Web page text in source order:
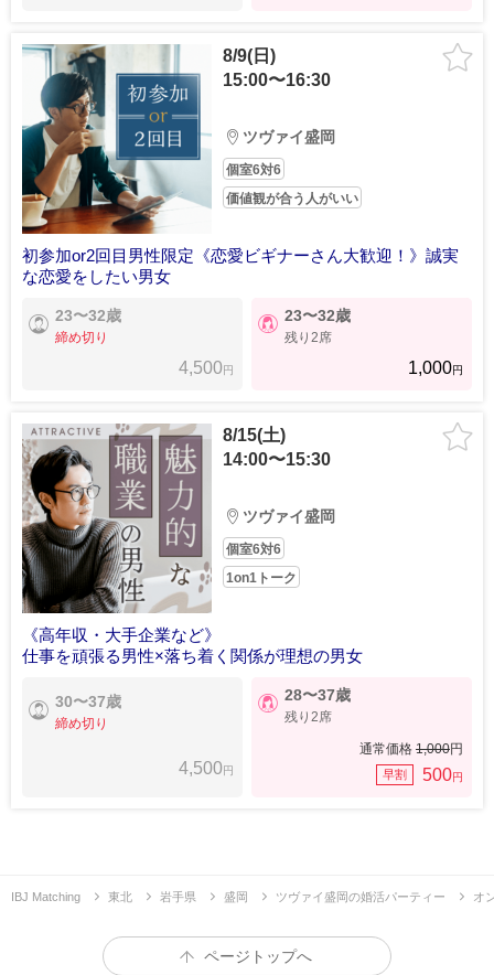
8/9(日)
15:00〜16:30
ツヴァイ盛岡
個室6対6
価値観が合う人がいい
初参加or2回目男性限定《恋愛ビギナーさん大歓迎！》誠実
な恋愛をしたい男女
23〜32歳
締め切り
4,500円
23〜32歳
残り2席
1,000円
8/15(土)
14:00〜15:30
ツヴァイ盛岡
個室6対6
1on1トーク
《高年収・大手企業など》
仕事を頑張る男性×落ち着く関係が理想の男女
30〜37歳
締め切り
4,500円
28〜37歳
残り2席
通常価格 1,000円
早割 500円
IBJ Matching 東北 岩手県 盛岡 ツヴァイ盛岡の婚活パーティー オ
ページトップへ